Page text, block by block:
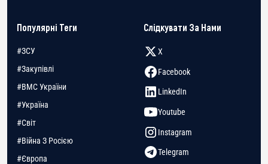
Популярні Теги
#ЗСУ
#Закупівлі
#ВМС України
#Україна
#Світ
#Війна З Росією
#Європа
Слідкувати За Нами
X
Facebook
LinkedIn
Youtube
Instagram
Telegram